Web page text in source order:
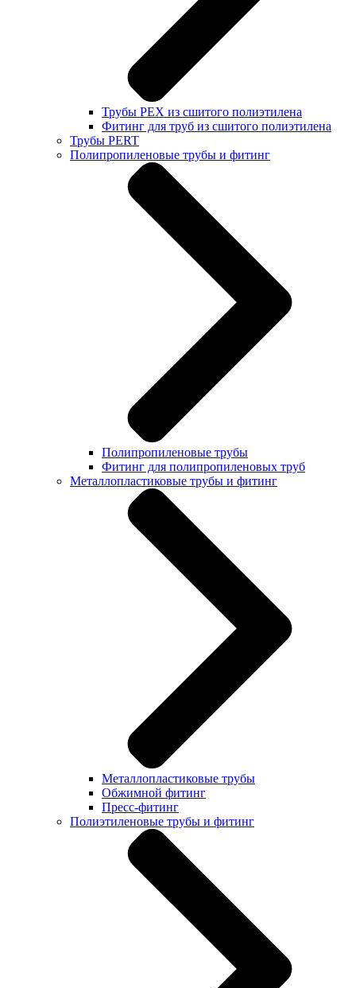
Трубы PEX из сшитого полиэтилена
Фитинг для труб из сшитого полиэтилена
Трубы PERT
Полипропиленовые трубы и фитинг
Полипропиленовые трубы
Фитинг для полипропиленовых труб
Металлопластиковые трубы и фитинг
Металлопластиковые трубы
Обжимной фитинг
Пресс-фитинг
Полиэтиленовые трубы и фитинг